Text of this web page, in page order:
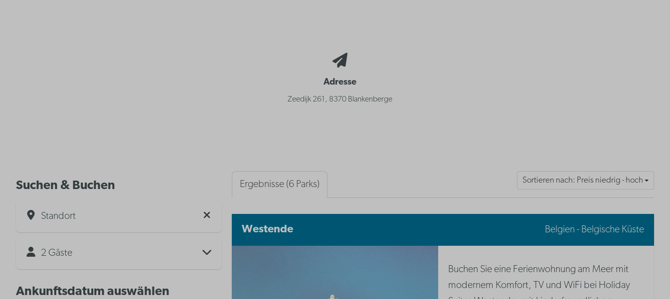
Adresse
Zeedijk 261, 8370 Blankenberge
Suchen & Buchen
Standort
2 Gäste
Ankunftsdatum auswählen
Sortieren nach: Preis niedrig - hoch
Ergebnisse (6 Parks)
Westende Belgien - Belgische Küste
Buchen Sie eine Ferienwohnung am Meer mit
modernem Komfort, TV und WiFi bei Holiday